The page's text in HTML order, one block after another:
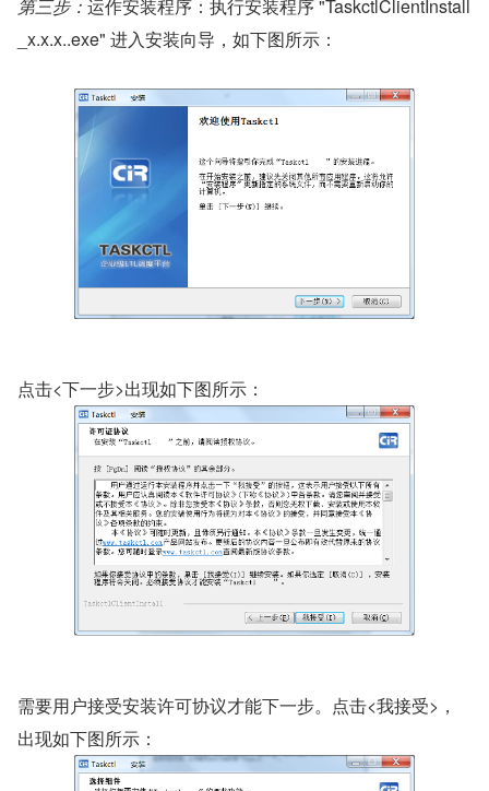
第三步： 运作安装程序：执行安装程序 "TaskctlClientInstall
_x.x.x..exe" 进入安装向导，如下图所示：
点击<下一步>出现如下图所示：
需要用户接受安装许可协议才能下一步。点击<我接受>，
出现如下图所示：